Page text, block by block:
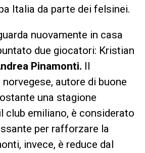
Italia da parte dei felsinei.
nuovamente in casa
due giocatori: Kristian
Pinamonti. Il
autore di buone
una stagione
club emiliano, è considerato
per rafforzare la
invece, è reduce dal